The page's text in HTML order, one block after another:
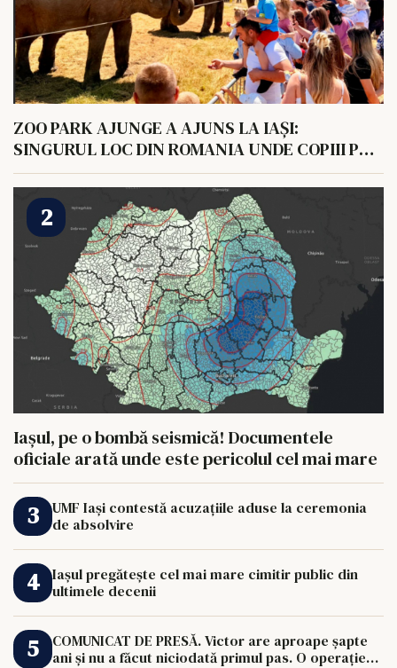
ZOO PARK AJUNGE A AJUNS LA IAȘI:
SINGURUL LOC DIN ROMANIA UNDE COPIII POT
HRANI UN ELEFANT
Iașul, pe o bombă seismică! Documentele
oficiale arată unde este pericolul cel mai mare
UMF Iași contestă acuzațiile aduse la ceremonia
de absolvire
Iașul pregătește cel mai mare cimitir public din
ultimele decenii
COMUNICAT DE PRESĂ. Victor are aproape șapte
ani și nu a făcut niciodată primul pas. O operație